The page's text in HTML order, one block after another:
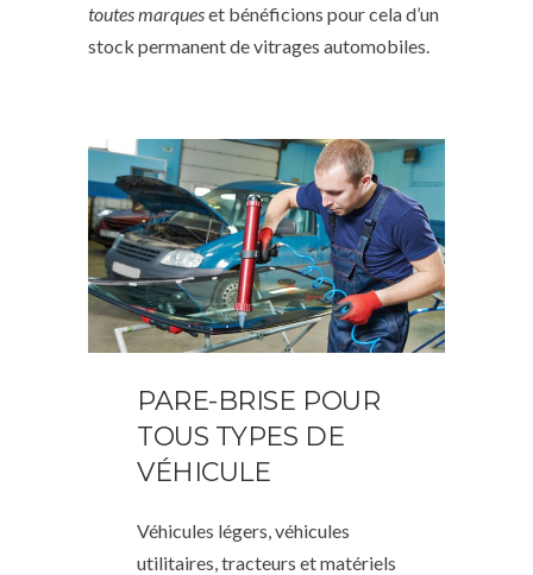
toutes marqueset bénéficions pour cela d’un
stock permanent de vitrages automobiles.
PARE-BRISE POUR
TOUS TYPES DE
VÉHICULE
Véhicules légers, véhicules
utilitaires, tracteurs et matériels